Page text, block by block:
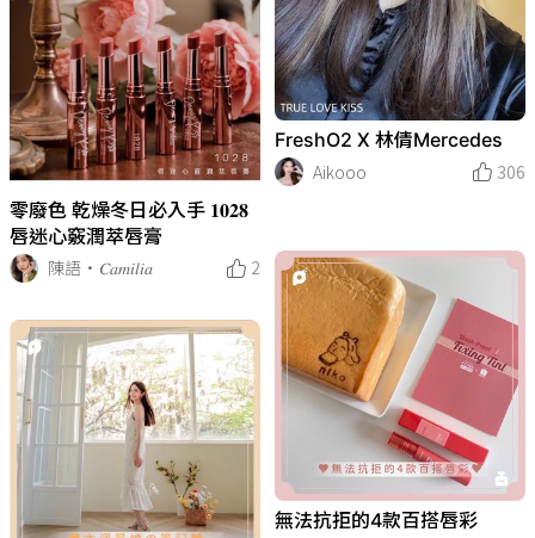
FreshO2 X 林倩Mercedes
Aikooo
306
零廢色 乾燥冬日必入手 𝟏𝟎𝟐𝟖
唇迷心竅潤萃唇膏
陳語·𝐶𝑎𝑚𝑖𝑙𝑖𝑎
2
無法抗拒的4款百搭唇彩